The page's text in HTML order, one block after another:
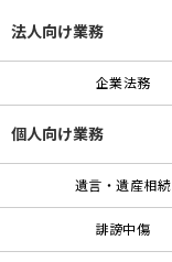
法人向け業務
企業法務
個人向け業務
遺言・遺産相続
誹謗中傷